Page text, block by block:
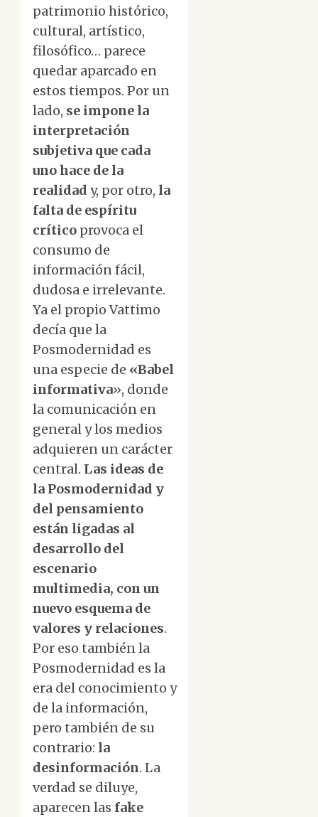
patrimonio histórico,
cultural, artístico,
filosófico… parece
quedar aparcado en
estos tiempos. Por un
lado, se impone la
interpretación
subjetiva que cada
uno hace de la
realidad y, por otro, la
falta de espíritu
crítico provoca el
consumo de
información fácil,
dudosa e irrelevante.
Ya el propio Vattimo
decía que la
Posmodernidad es
una especie de «Babel
informativa», donde
la comunicación en
general y los medios
adquieren un carácter
central. Las ideas de
la Posmodernidad y
del pensamiento
están ligadas al
desarrollo del
escenario
multimedia, con un
nuevo esquema de
valores y relaciones.
Por eso también la
Posmodernidad es la
era del conocimiento y
de la información,
pero también de su
contrario: la
desinformación. La
verdad se diluye,
aparecen las fake